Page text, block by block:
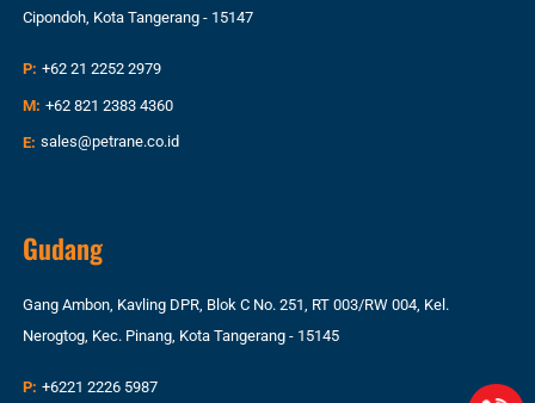
Cipondoh, Kota Tangerang - 15147
P: +62 21 2252 2979
M: +62 821 2383 4360
E: sales@petrane.co.id
Gudang
Gang Ambon, Kavling DPR, Blok C No. 251, RT 003/RW 004, Kel.
Nerogtog, Kec. Pinang, Kota Tangerang - 15145
P: +6221 2226 5987